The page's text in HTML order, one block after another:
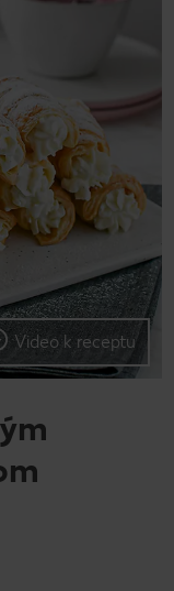
Video k receptu